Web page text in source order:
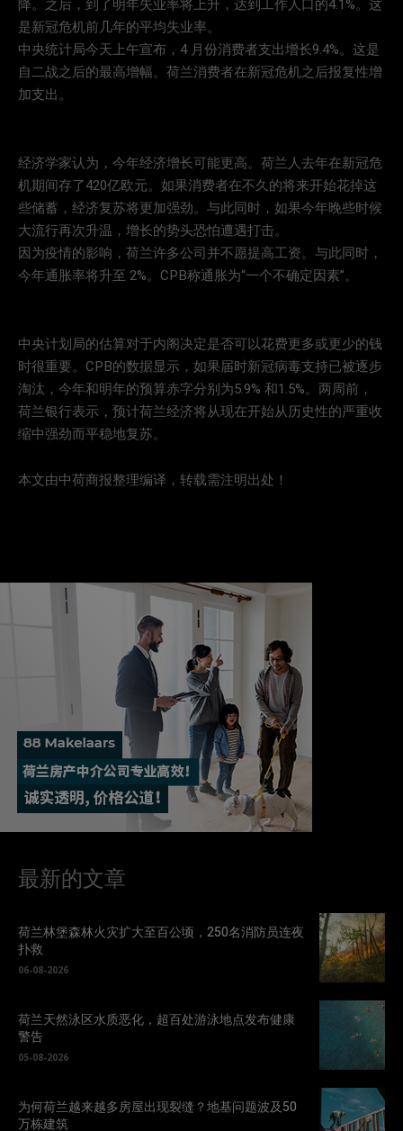
降。之后，到了明年失业率将上升，达到工作人口的4.1%。这
是新冠危机前几年的平均失业率。
中央统计局今天上午宣布，4 月份消费者支出增长9.4%。这是
自二战之后的最高增幅。荷兰消费者在新冠危机之后报复性增
加支出。
经济学家认为，今年经济增长可能更高。荷兰人去年在新冠危
机期间存了420亿欧元。如果消费者在不久的将来开始花掉这
些储蓄，经济复苏将更加强劲。与此同时，如果今年晚些时候
大流行再次升温，增长的势头恐怕遭遇打击。
因为疫情的影响，荷兰许多公司并不愿提高工资。与此同时，
今年通胀率将升至 2%。CPB称通胀为“一个不确定因素”。
中央计划局的估算对于内阁决定是否可以花费更多或更少的钱
时很重要。CPB的数据显示，如果届时新冠病毒支持已被逐步
淘汰，今年和明年的预算赤字分别为5.9% 和1.5%。两周前，
荷兰银行表示，预计荷兰经济将从现在开始从历史性的严重收
缩中强劲而平稳地复苏。
本文由中荷商报整理编译，转载需注明出处！
最新的文章
荷兰林堡森林火灾扩大至百公顷，250名消防员连夜
扑救
06-08-2026
荷兰天然泳区水质恶化，超百处游泳地点发布健康
警告
05-08-2026
为何荷兰越来越多房屋出现裂缝？地基问题波及50
万栋建筑